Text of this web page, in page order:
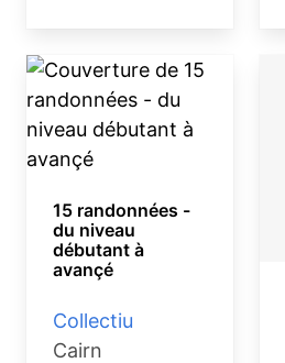
15 randonnées -
du niveau
débutant à
avançé
Collectiu
Cairn